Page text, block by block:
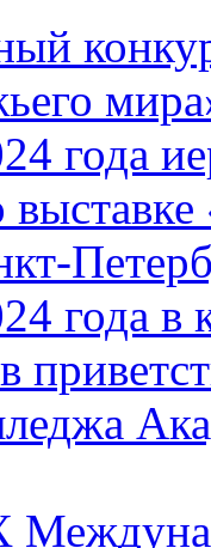
года
года